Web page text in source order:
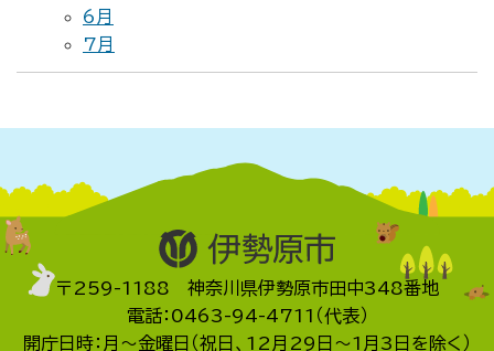
6月
7月
〒259-1188 神奈川県伊勢原市田中348番地
電話：0463-94-4711（代表）
開庁日時：月～金曜日（祝日、12月29日～1月3日を除く）